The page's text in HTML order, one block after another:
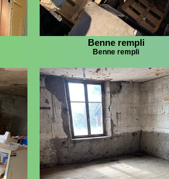
Benne rempli
Benne rempli